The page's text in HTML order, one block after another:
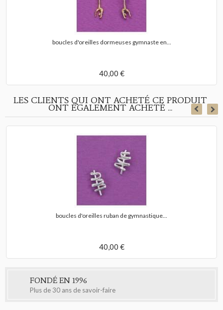
boucles d'oreilles dormeuses gymnaste en...
40,00 €
LES CLIENTS QUI ONT ACHETÉ CE PRODUIT
ONT ÉGALEMENT ACHETÉ ...
boucles d'oreilles ruban de gymnastique...
40,00 €
FONDÉ EN 1996
Plus de 30 ans de savoir-faire